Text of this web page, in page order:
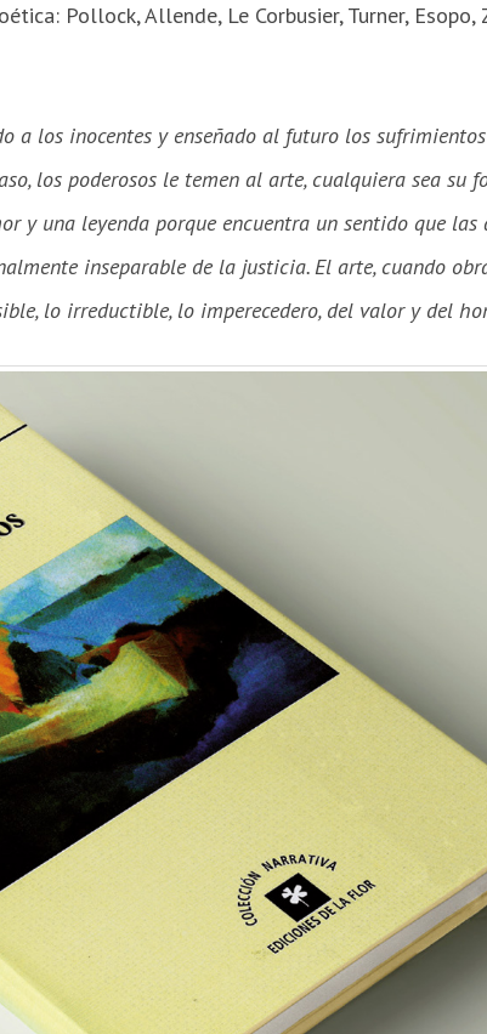
Pollock, Allende, Le Corbusier, Tur­ner, Esopo,
a los inocentes y enseñado al futuro los
los poderosos le temen al arte, cualquiera sea su
y una leyenda porque encuentra un sentido que las
inseparable de la justicia. El arte, cuando
lo irreductible, lo imperecedero, del valor y del